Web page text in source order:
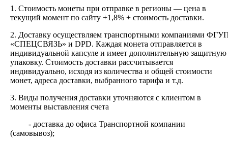
1. Стоимость монеты при отправке в регионы — цена в
текущий момент по сайту +1,8% + стоимость доставки.
2. Доставку осуществляем транспортными компаниями
«СПЕЦСВЯЗЬ» и DPD. Каждая монета отправляется в
индивидуальной капсуле и имеет дополнительную защитную
упаковку. Стоимость доставки рассчитывается
индивидуально, исходя из количества и общей стоимости
монет, адреса доставки, выбранного тарифа и т.д.
3. Виды получения доставки уточняются с клиентом в
моменты выставления счета
- доставка до офиса Транспортной компании
(самовывоз);